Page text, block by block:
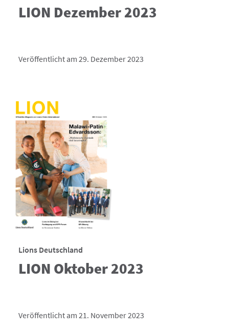
LION Dezember 2023
Veröffentlicht am 29. Dezember 2023
Lions Deutschland
LION Oktober 2023
Veröffentlicht am 21. November 2023